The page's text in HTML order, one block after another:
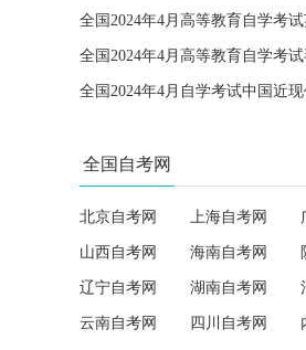
全国2024年4月高等教育自学考
全国2024年4月自学考试中国近
全国自考网
北京自考网 上海自考网
山西自考网 海南自考网
辽宁自考网 湖南自考网
云南自考网 四川自考网